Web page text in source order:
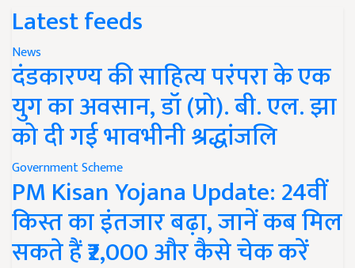
Latest feeds
News
दंडकारण्य की साहित्य परंपरा के एक
युग का अवसान, डॉ (प्रो). बी. एल. झा
को दी गई भावभीनी श्रद्धांजलि
Government Scheme
PM Kisan Yojana Update: 24वीं
किस्त का इंतजार बढ़ा, जानें कब मिल
सकते हैं ₹2,000 और कैसे चेक करें